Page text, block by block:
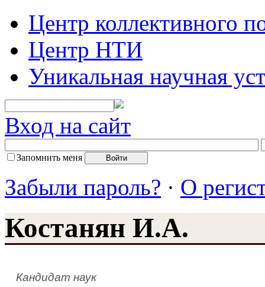
Центр коллективного
Центр НТИ
Уникальная научная
Вход на сайт
Запомнить меня
Забыли пароль? · О
Костанян И.А.
Кандидат наук